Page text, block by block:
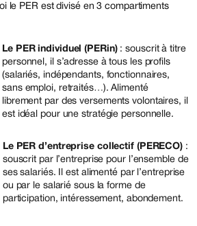
le PER est divisé en 3 compartiments
Le PER individuel (PERin): souscrit à titre
personnel, il s’adresse à tous les profils
(salariés, indépendants, fonctionnaires,
sans emploi, retraités…). Alimenté
librement par des versements volontaires, il
est idéal pour une stratégie personnelle.
Le PER d’entreprise collectif (PERECO) :
souscrit par l’entreprise pour l’ensemble de
ses salariés. Il est alimenté par l’entreprise
ou par le salarié sous la forme de
participation, intéressement, abondement.